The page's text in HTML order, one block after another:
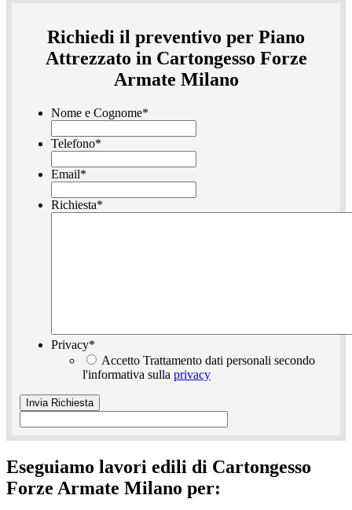
Richiedi il preventivo per Piano
Attrezzato in Cartongesso Forze
Armate Milano
Nome e Cognome*
Telefono*
Email*
Richiesta*
Privacy*
Accetto Trattamento dati personali secondo
l'informativa sulla privacy
Eseguiamo lavori edili di Cartongesso
Forze Armate Milano per: